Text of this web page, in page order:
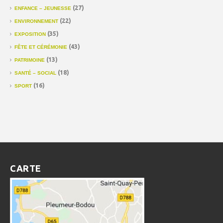
ENFANCE – JEUNESSE (27)
ENVIRONNEMENT (22)
EXPOSITION (35)
FÊTE ET CÉRÉMONIE (43)
PATRIMOINE (13)
SANTÉ – SOCIAL (18)
SPORT (16)
CARTE